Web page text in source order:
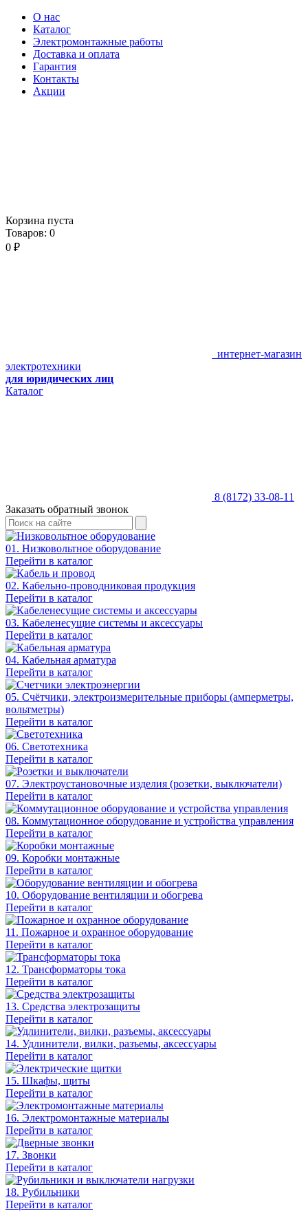
О нас
Каталог
Электромонтажные работы
Доставка и оплата
Гарантия
Контакты
Акции
Корзина пуста
Товаров: 0
0 ₽
интернет-магазин
электротехники
для юридических лиц
Каталог
8 (8172) 33-08-11
Заказать обратный звонок
01. Низковольтное оборудование
Перейти в каталог
02. Кабельно-проводниковая продукция
Перейти в каталог
03. Кабеленесущие системы и аксессуары
Перейти в каталог
04. Кабельная арматура
Перейти в каталог
05. Счётчики, электроизмерительные приборы (амперметры,
вольтметры)
Перейти в каталог
06. Светотехника
Перейти в каталог
07. Электроустановочные изделия (розетки, выключатели)
Перейти в каталог
08. Коммутационное оборудование и устройства управления
Перейти в каталог
09. Коробки монтажные
Перейти в каталог
10. Оборудование вентиляции и обогрева
Перейти в каталог
11. Пожарное и охранное оборудование
Перейти в каталог
12. Трансформаторы тока
Перейти в каталог
13. Средства электрозащиты
Перейти в каталог
14. Удлинители, вилки, разъемы, аксессуары
Перейти в каталог
15. Шкафы, щиты
Перейти в каталог
16. Электромонтажные материалы
Перейти в каталог
17. Звонки
Перейти в каталог
18. Рубильники
Перейти в каталог